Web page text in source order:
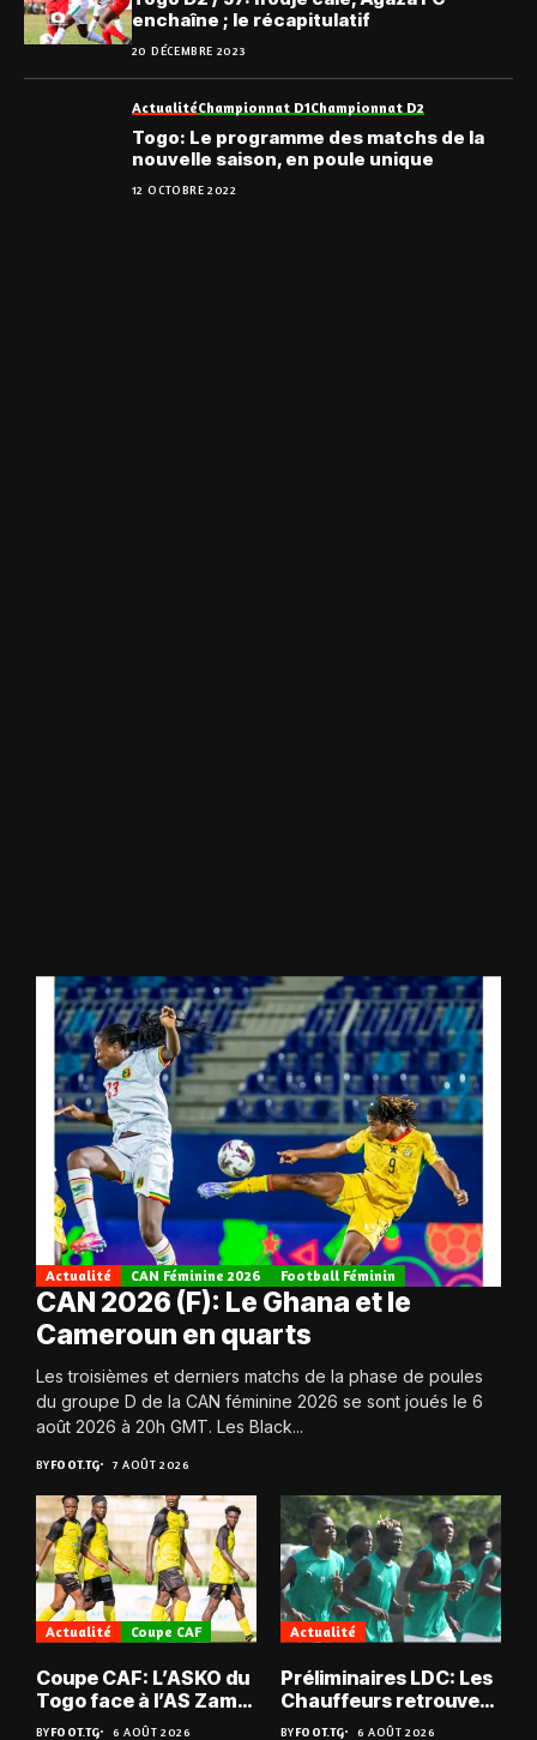
enchaîne ; le récapitulatif
20 DÉCEMBRE 2023
ActualitéChampionnat D1Championnat D2
Togo: Le programme des matchs de la
nouvelle saison, en poule unique
12 OCTOBRE 2022
Actualité CAN Féminine 2026 Football Féminin
CAN 2026 (F): Le Ghana et le
Cameroun en quarts
Les troisièmes et derniers matchs de la phase de poules
du groupe D de la CAN féminine 2026 se sont joués le 6
août 2026 à 20h GMT. Les Black...
BYFOOT.TG 7 AOÛT 2026
Actualité Coupe CAF
Coupe CAF: L’ASKO du
Togo face à l’AS Zam
du Niger
BYFOOT.TG 6 AOÛT 2026
Actualité
Préliminaires LDC: Les
Chauffeurs retrouvent
les Mimos
BYFOOT.TG 6 AOÛT 2026